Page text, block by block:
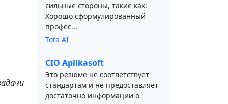
сильные стороны, такие как:
Хорошо сформулированный
профес...
Tota AI
CIO Aplikasoft
Это резюме не соответствует
стандартам и не предоставляет
достаточно информации о